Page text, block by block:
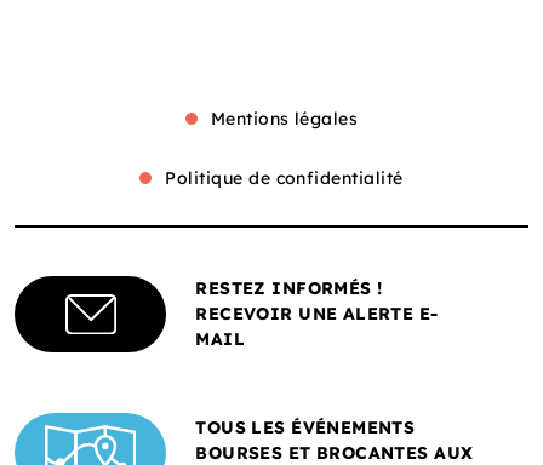
Mentions légales
Politique de confidentialité
RESTEZ INFORMÉS !
RECEVOIR UNE ALERTE E-
MAIL
TOUS LES ÉVÉNEMENTS
BOURSES ET BROCANTES AUX